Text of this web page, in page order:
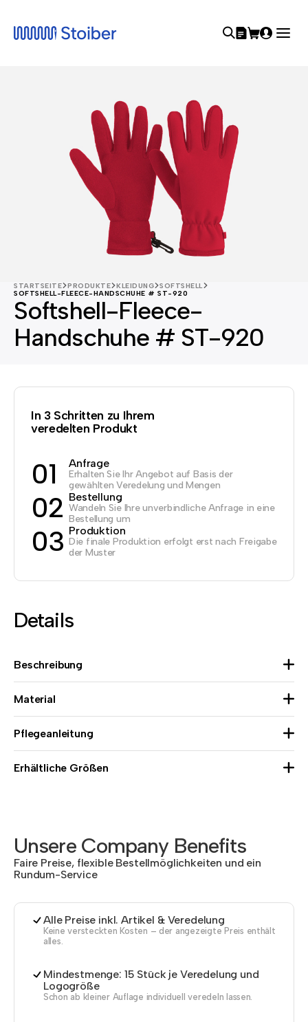
STARTSEITE PRODUKTE KLEIDUNG
SOFTSHELL
SOFTSHELL-FLEECE-HANDSCHUHE # ST-920
Softshell-Fleece-
Handschuhe # ST-920
In 3 Schritten zu Ihrem
veredelten Produkt
01 Anfrage
Erhalten Sie Ihr Angebot auf Basis der
gewählten Veredelung und Mengen
02 Bestellung
Wandeln Sie Ihre unverbindliche Anfrage in eine
Bestellung um
03 Produktion
Die finale Produktion erfolgt erst nach Freigabe
der Muster
Details
Beschreibung
Material
Pflegeanleitung
Erhältliche Größen
Unsere Company Benefits
Faire Preise, flexible Bestellmöglichkeiten und ein
Rundum-Service
Alle Preise inkl. Artikel & Veredelung
Keine versteckten Kosten – der angezeigte Preis enthält
alles.
Mindestmenge: 15 Stück je Veredelung und
Logogröße
Schon ab kleiner Auflage individuell veredeln lassen.